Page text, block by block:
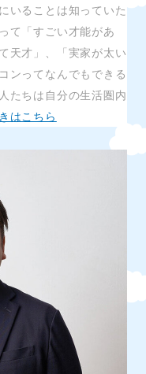
いることは知っていた
て「すごい才能があ
天才」、「実家が太い
ンってなんでもできる
たちは自分の生活圏内
はこちら